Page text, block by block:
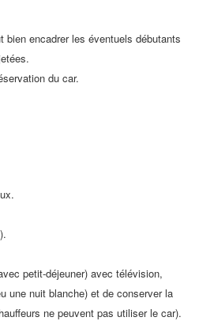
encadrer les éventuels débutants
du car.
petit-déjeuner) avec télévision,
une nuit blanche) et de conserver la
ne peuvent pas utiliser le car).